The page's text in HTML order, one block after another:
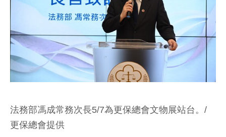
法務部馮成常務次長5/7為更保總會文物展站台。/
更保總會提供